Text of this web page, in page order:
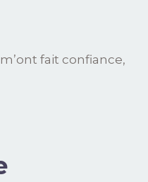
fait confiance,